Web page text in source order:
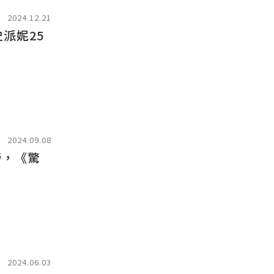
2024.12.21
妮25
2024.09.08
《驚
2024.06.03